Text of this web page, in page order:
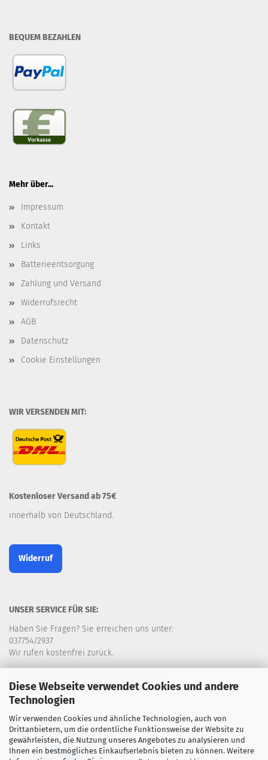
Diese Webseite verwendet Cookies und andere
Technologien
Wir verwenden Cookies und ähnliche Technologien, auch von
Drittanbietern, um die ordentliche Funktionsweise der Website zu
gewährleisten, die Nutzung unseres Angebotes zu analysieren und
Ihnen ein bestmögliches Einkaufserlebnis bieten zu können. Weitere
BEQUEM BEZAHLEN
Mehr über...
Impressum
Kontakt
Links
Batterieentsorgung
Zahlung und Versand
Widerrufsrecht
AGB
Datenschutz
Cookie Einstellungen
WIR VERSENDEN MIT:
Kostenloser Versand ab 75€
innerhalb von Deutschland.
Widerruf
UNSER SERVICE FÜR SIE:
Haben Sie Fragen? Sie erreichen uns unter:
037754/2937
Wir rufen kostenfrei zurück.